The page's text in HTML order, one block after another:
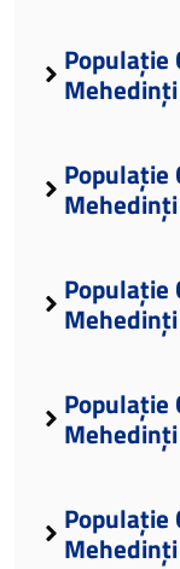
Populație
Mehedinți
Populație
Mehedinți
Populație
Mehedinți
Populație
Mehedinți
Populație
Mehedinți